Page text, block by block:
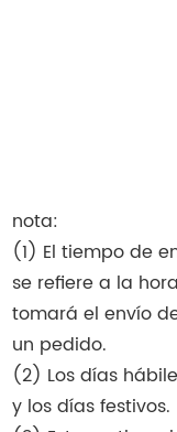
nota:
(1) El tiempo de
se refiere a la
tomará el envío
un pedido.
(2) Los días
y los días festivos.